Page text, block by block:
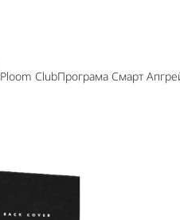
Ploom ClubПрограма Смарт